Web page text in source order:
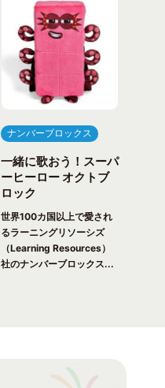
ナンバーブロックス
一緒に歌おう！スーパ
ーヒーロー オクトブ
ロック
世界100カ国以上で愛され
るラーニングリソーシズ
（Learning Resources）
社のナンバーブロックス...